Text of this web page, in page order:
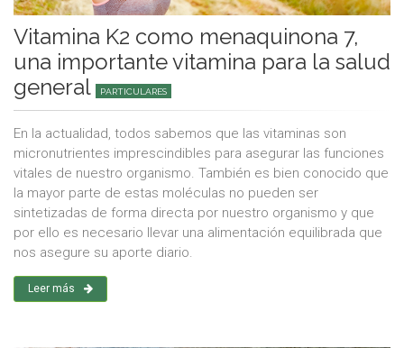
Vitamina K2 como menaquinona 7,
una importante vitamina para la salud
general
PARTICULARES
En la actualidad, todos sabemos que las vitaminas son
micronutrientes imprescindibles para asegurar las funciones
vitales de nuestro organismo. También es bien conocido que
la mayor parte de estas moléculas no pueden ser
sintetizadas de forma directa por nuestro organismo y que
por ello es necesario llevar una alimentación equilibrada que
nos asegure su aporte diario.
Leer más